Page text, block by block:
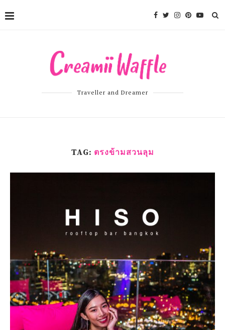
Traveller and Dreamer
TAG: ตรงข้ามสวนลุม